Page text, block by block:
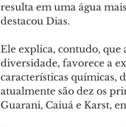
resulta em uma água
destacou Dias.
Ele explica, contudo, que
diversidade, favorece a
características químicas,
atualmente são dez os
Guarani, Caiuá e Karst,